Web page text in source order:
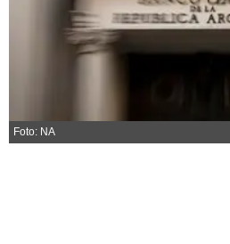
Salud
Es viral
Clasificados
Foto: NA